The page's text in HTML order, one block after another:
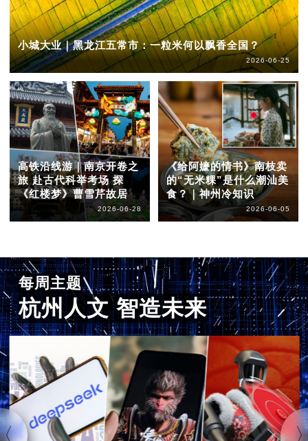
小城大业｜黑龙江五常市：一粒米何以飘香全国？
2026-06-25
高铁沿线游｜南京开卷之
旅 赴古代科举考场 探
《红楼梦》曹雪芹故居
2026-06-28
《给阿嬷的情书》南枝卖
的“无米粿”是什么潮汕美
食？｜神州冷知识
2026-06-05
每周主题
杭州人文 智造未来